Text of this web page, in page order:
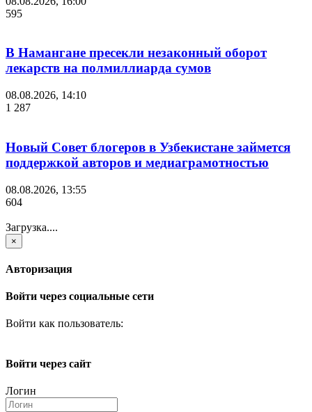
595
В Намангане пресекли незаконный оборот
лекарств на полмиллиарда сумов
08.08.2026, 14:10
1 287
Новый Совет блогеров в Узбекистане займется
поддержкой авторов и медиаграмотностью
08.08.2026, 13:55
604
Загрузка....
×
Авторизация
Войти через социальные сети
Войти как пользователь:
Войти через сайт
Логин